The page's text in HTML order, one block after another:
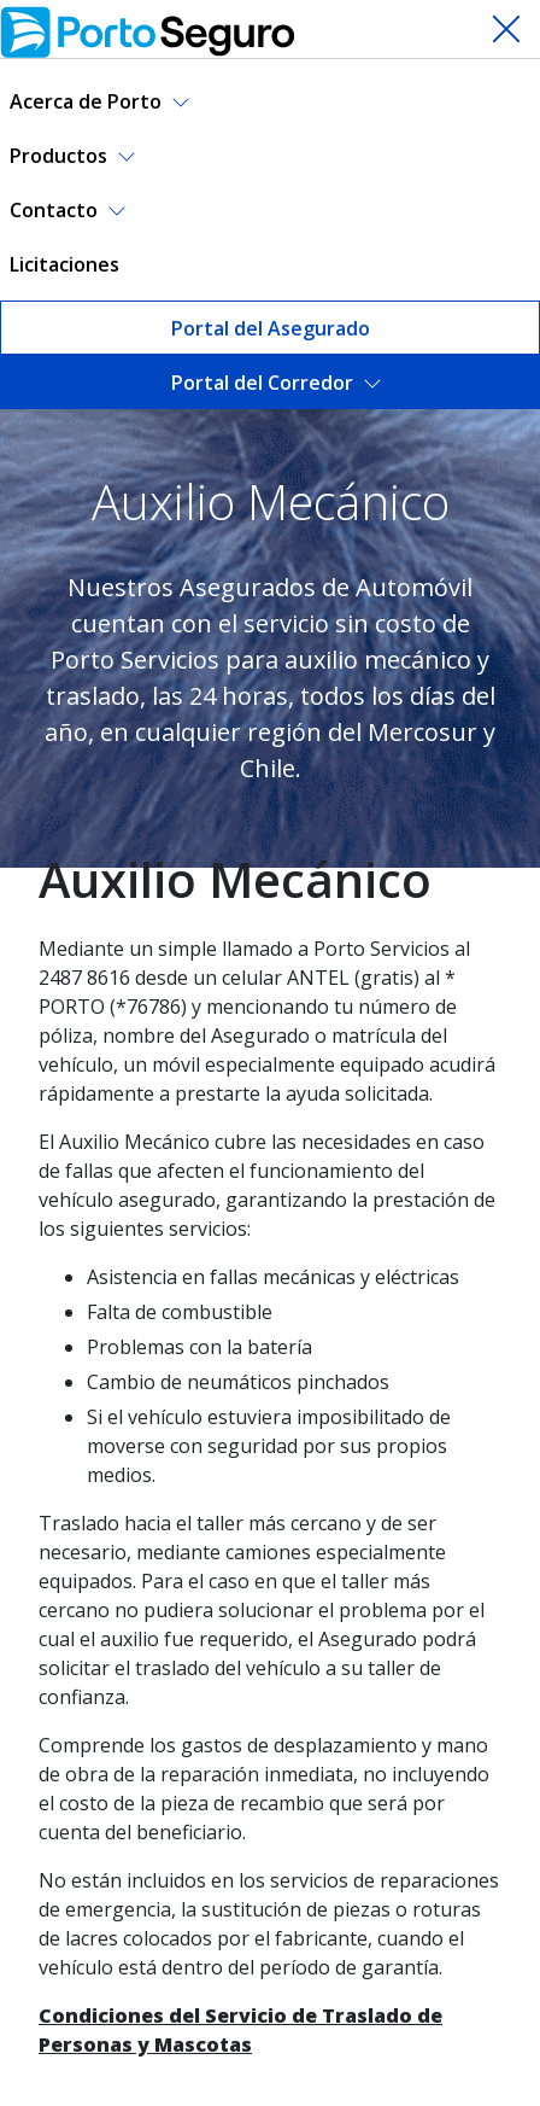
Acerca de Porto
Productos
Contacto
Licitaciones
Portal del Asegurado
Portal del Corredor
Auxilio Mecánico | Porto
Auxilio Mecánico
Nuestros Asegurados de Automóvil
cuentan con el servicio sin costo de
Porto Servicios para auxilio mecánico y
traslado, las 24 horas, todos los días del
año, en cualquier región del Mercosur y
Chile.
Auxilio Mecánico
Mediante un simple llamado a Porto Servicios al
2487 8616 desde un celular ANTEL (gratis) al *
PORTO (*76786) y mencionando tu número de
póliza, nombre del Asegurado o matrícula del
vehículo, un móvil especialmente equipado acudirá
rápidamente a prestarte la ayuda solicitada.
El Auxilio Mecánico cubre las necesidades en caso
de fallas que afecten el funcionamiento del
vehículo asegurado, garantizando la prestación de
los siguientes servicios:
Asistencia en fallas mecánicas y eléctricas
Falta de combustible
Problemas con la batería
Cambio de neumáticos pinchados
Si el vehículo estuviera imposibilitado de
moverse con seguridad por sus propios
medios.
Traslado hacia el taller más cercano y de ser
necesario, mediante camiones especialmente
equipados. Para el caso en que el taller más
cercano no pudiera solucionar el problema por el
cual el auxilio fue requerido, el Asegurado podrá
solicitar el traslado del vehículo a su taller de
confianza.
Comprende los gastos de desplazamiento y mano
de obra de la reparación inmediata, no incluyendo
el costo de la pieza de recambio que será por
cuenta del beneficiario.
No están incluidos en los servicios de reparaciones
de emergencia, la sustitución de piezas o roturas
de lacres colocados por el fabricante, cuando el
vehículo está dentro del período de garantía.
Condiciones del Servicio de Traslado de
Personas y Mascotas